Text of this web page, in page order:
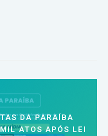
DA PARAÍBA
ATOS APÓS LEI